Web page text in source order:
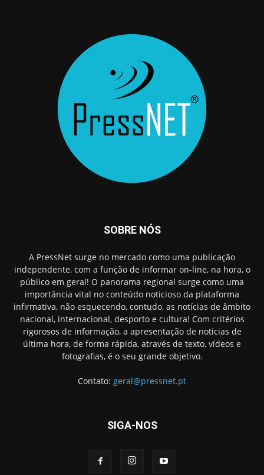
SOBRE NÓS
A PressNet surge no mercado como uma publicação
independente, com a função de informar on-line, na hora, o
público em geral! O panorama regional surge como uma
importância vital no conteúdo noticioso da plataforma
infirmativa, não esquecendo, contudo, as notícias de âmbito
nacional, internacional, desporto e cultura! Com critérios
rigorosos de informação, a apresentação de noticias de
última hora, de forma rápida, através de texto, vídeos e
fotografias, é o seu grande objetivo.
Contato: geral@pressnet.pt
SIGA-NOS